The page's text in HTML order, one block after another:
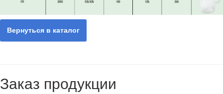
Вернуться в каталог
Заказ продукции